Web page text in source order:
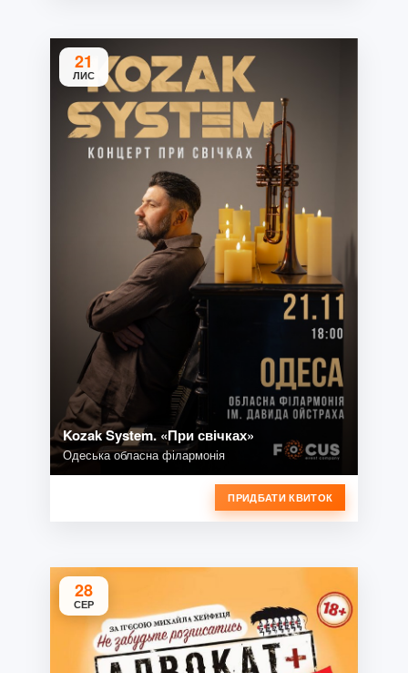
21
ЛИС
Kozak System. «При свічках»
Одеська обласна філармонія
ПРИДБАТИ КВИТОК
28
СЕР